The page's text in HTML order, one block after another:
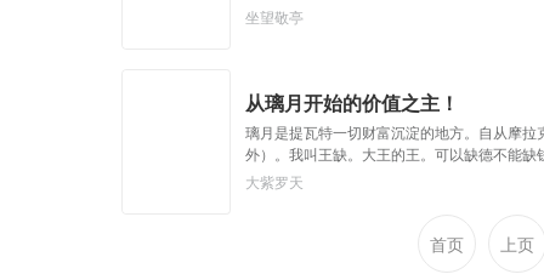
把自己包装成了文化人。
坐望敬亭
从璃月开始的价值之主！
璃月是提瓦特一切财富沉淀的地方。自从摩
外）。我叫王缺。大王的王。可以缺德不能
需求，请向【信息与价值之主】祈祷，我依
大紫罗天
首页 上页